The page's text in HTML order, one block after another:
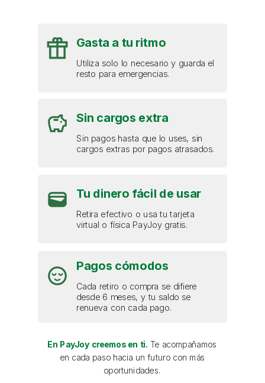
Gasta a tu ritmo
Utiliza solo lo necesario y guarda el
resto para emergencias.
Sin cargos extra
Sin pagos hasta que lo uses, sin
cargos extras por pagos atrasados.
Tu dinero fácil de usar
Retira efectivo o usa tu tarjeta
virtual o física PayJoy gratis.
Pagos cómodos
Cada retiro o compra se difiere
desde 6 meses, y tu saldo se
renueva con cada pago.
En PayJoy creemos en ti. Te acompañamos
en cada paso hacia un futuro con más
oportunidades.